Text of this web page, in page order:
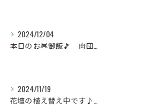
2024/12/04
本日のお昼御飯🎵 肉団子和風旨煮等などです♪
2024/11/19
花壇の植え替え中です♪綺麗な緑の花壇になりますように。